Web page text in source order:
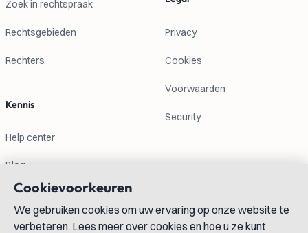
Zoek in rechtspraak
Rechtsgebieden
Rechters
Kennis
Help center
Blog
Privacy
Cookies
Voorwaarden
Security
Contactgegevens
Cookievoorkeuren
We gebruiken cookies om uw ervaring op onze website te
verbeteren. Lees meer over cookies en hoe u ze kunt